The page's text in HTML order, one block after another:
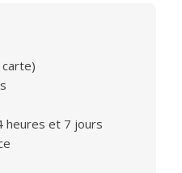
heures et 7 jours